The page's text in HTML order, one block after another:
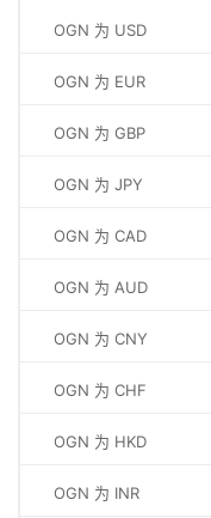
OGN 为 USD
OGN 为 EUR
OGN 为 GBP
OGN 为 JPY
OGN 为 CAD
OGN 为 AUD
OGN 为 CNY
OGN 为 CHF
OGN 为 HKD
OGN 为 INR